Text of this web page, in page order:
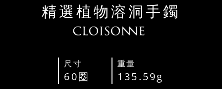
精選植物溶洞手鐲
尺寸
60圈
重量
135.59g